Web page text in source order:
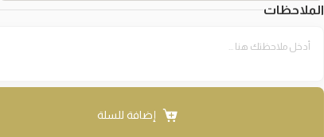
الملاحظات
إضافة للسلة